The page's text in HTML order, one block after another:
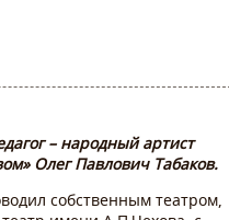
– народный артист
Олег Павлович Табаков.
собственным театром,